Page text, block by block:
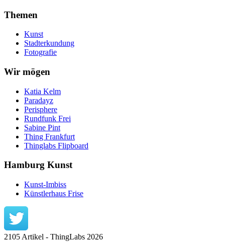
Themen
Kunst
Stadterkundung
Fotografie
Wir mögen
Katia Kelm
Paradayz
Perisphere
Rundfunk Frei
Sabine Pint
Thing Frankfurt
Thinglabs Flipboard
Hamburg Kunst
Kunst-Imbiss
Künstlerhaus Frise
2105 Artikel - ThingLabs 2026